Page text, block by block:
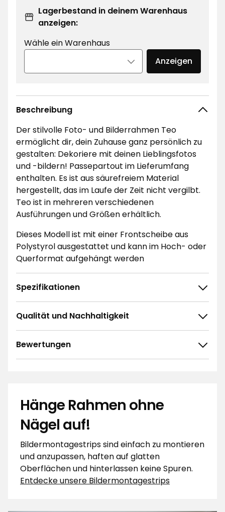
Lagerbestand in deinem Warenhaus
anzeigen:
Wähle ein Warenhaus
Anzeigen
Beschreibung
Der stilvolle Foto- und Bilderrahmen Teo
ermöglicht dir, dein Zuhause ganz persönlich zu
gestalten: Dekoriere mit deinen Lieblingsfotos
und -bildern! Passepartout im Lieferumfang
enthalten. Es ist aus säurefreiem Material
hergestellt, das im Laufe der Zeit nicht vergilbt.
Teo ist in mehreren verschiedenen
Ausführungen und Größen erhältlich.
Dieses Modell ist mit einer Frontscheibe aus
Polystyrol ausgestattet und kann im Hoch- oder
Querformat aufgehängt werden
Spezifikationen
Qualität und Nachhaltigkeit
Bewertungen
4.7
200 ratings
1 ☆
Sortieren nach
Filtern nach
Bewertungen (200)
Hänge Rahmen ohne
Nägel auf!
Bildermontagestrips sind einfach zu montieren
und anzupassen, haften auf glatten
Oberflächen und hinterlassen keine Spuren.
Entdecke unsere Bildermontagestrips